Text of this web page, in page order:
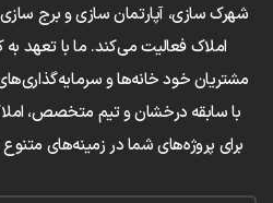
شهرک سازی، آپارتمان سازی و برج
املاک فعالیت می‌کند. ما با تعهد
مشتریان خود خانه‌ها و
با سابقه درخشان و تیم متخصص،
برای پروژه‌های شما در زمینه‌های